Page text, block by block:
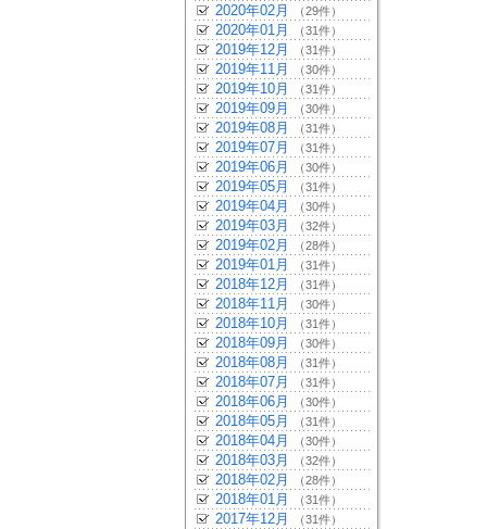
2020年02月 （29件）
2020年01月 （31件）
2019年12月 （31件）
2019年11月 （30件）
2019年10月 （31件）
2019年09月 （30件）
2019年08月 （31件）
2019年07月 （31件）
2019年06月 （30件）
2019年05月 （31件）
2019年04月 （30件）
2019年03月 （32件）
2019年02月 （28件）
2019年01月 （31件）
2018年12月 （31件）
2018年11月 （30件）
2018年10月 （31件）
2018年09月 （30件）
2018年08月 （31件）
2018年07月 （31件）
2018年06月 （30件）
2018年05月 （31件）
2018年04月 （30件）
2018年03月 （32件）
2018年02月 （28件）
2018年01月 （31件）
2017年12月 （31件）